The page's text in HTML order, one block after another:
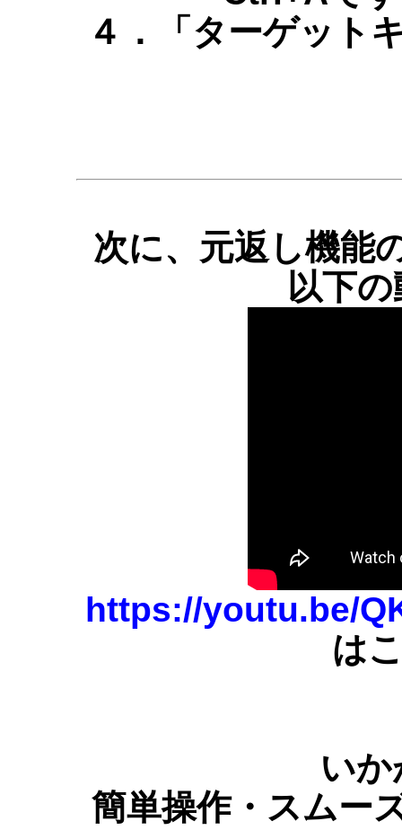
４．「ターゲット
次に、元返し機能
以下
https://youtu.be/
は
い
簡単操作・スムー